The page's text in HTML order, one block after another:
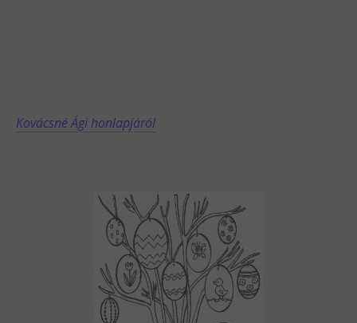
Kovácsné Ági honlapjáról